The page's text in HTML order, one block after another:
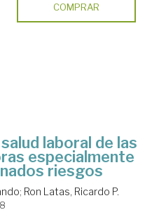
COMPRAR
laboral de las
especialmente
riesgos
; Ron Latas, Ricardo P.